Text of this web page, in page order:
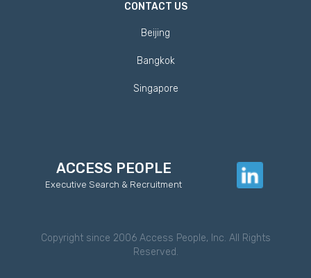
CONTACT US
Beijing
Bangkok
Singapore
ACCESS PEOPLE
Executive Search & Recruitment
Copyright since 2006 Access People, Inc. All Rights
Reserved.